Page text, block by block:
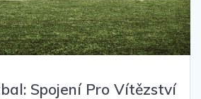
Spojení Pro Vítězství